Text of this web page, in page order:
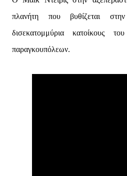
πλανήτη που βυθίζεται
δισεκατομμύρια κατοίκους
παραγκουπόλεων.